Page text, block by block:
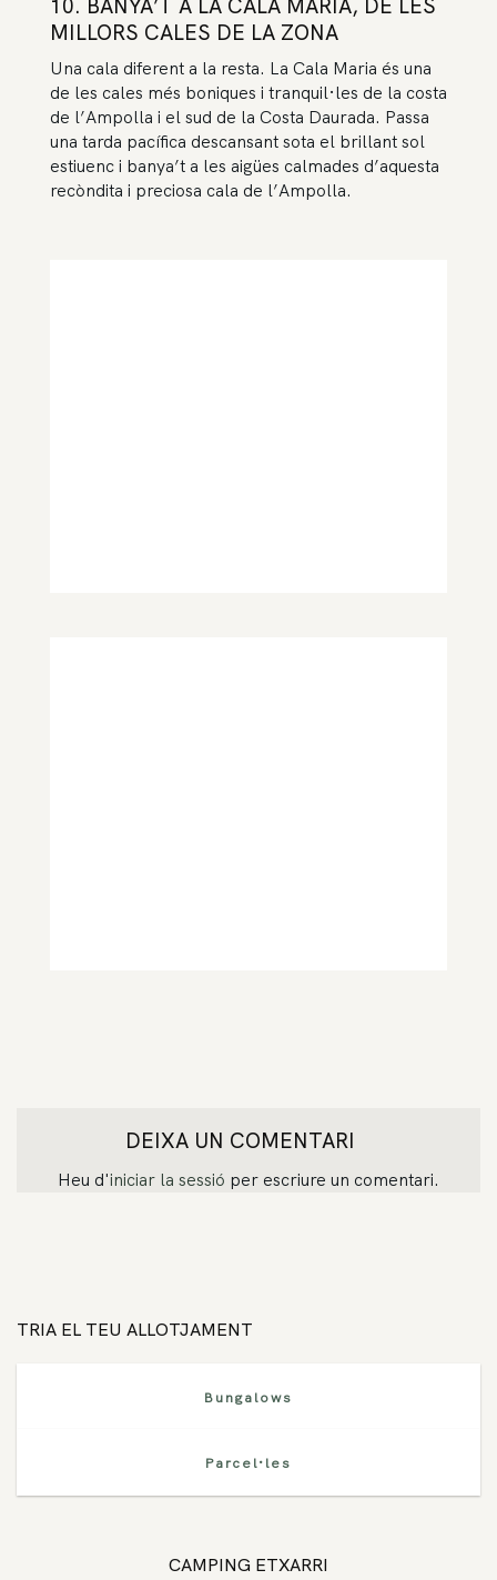
10. BANYA’T A LA CALA MARIA, DE LES
MILLORS CALES DE LA ZONA
Una cala diferent a la resta. La Cala Maria és una
de les cales més boniques i tranquil·les de la costa
de l’Ampolla i el sud de la Costa Daurada. Passa
una tarda pacífica descansant sota el brillant sol
estiuenc i banya’t a les aigües calmades d’aquesta
recòndita i preciosa cala de l’Ampolla.
DEIXA UN COMENTARI
Heu d'iniciar la sessió per escriure un comentari.
TRIA EL TEU ALLOTJAMENT
Bungalows
Parcel·les
CAMPING ETXARRI